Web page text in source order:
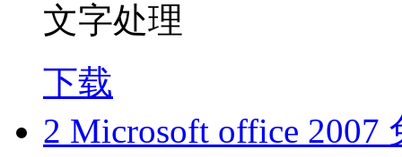
文字处理
下载
2 Microsoft office 2007